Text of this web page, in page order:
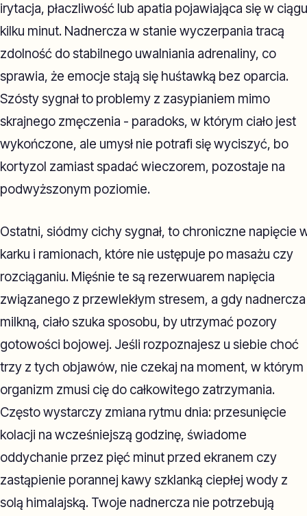
irytacja, płaczliwość lub apatia pojawiająca się w ciągu
kilku minut. Nadnercza w stanie wyczerpania tracą
zdolność do stabilnego uwalniania adrenaliny, co
sprawia, że emocje stają się huśtawką bez oparcia.
Szósty sygnał to problemy z zasypianiem mimo
skrajnego zmęczenia - paradoks, w którym ciało jest
wykończone, ale umysł nie potrafi się wyciszyć, bo
kortyzol zamiast spadać wieczorem, pozostaje na
podwyższonym poziomie.
Ostatni, siódmy cichy sygnał, to chroniczne napięcie
karku i ramionach, które nie ustępuje po masażu czy
rozciąganiu. Mięśnie te są rezerwuarem napięcia
związanego z przewlekłym stresem, a gdy nadnercza
milkną, ciało szuka sposobu, by utrzymać pozory
gotowości bojowej. Jeśli rozpoznajesz u siebie choć
trzy z tych objawów, nie czekaj na moment, w którym
organizm zmusi cię do całkowitego zatrzymania.
Często wystarczy zmiana rytmu dnia: przesunięcie
kolacji na wcześniejszą godzinę, świadome
oddychanie przez pięć minut przed ekranem czy
zastąpienie porannej kawy szklanką ciepłej wody z
solą himalajską. Twoje nadnercza nie potrzebują